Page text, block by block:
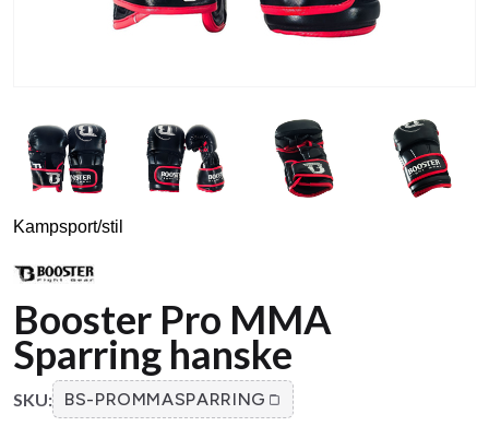
Kampsport/stil
Booster Pro MMA
Sparring hanske
SKU: BS-PROMMASPARRING